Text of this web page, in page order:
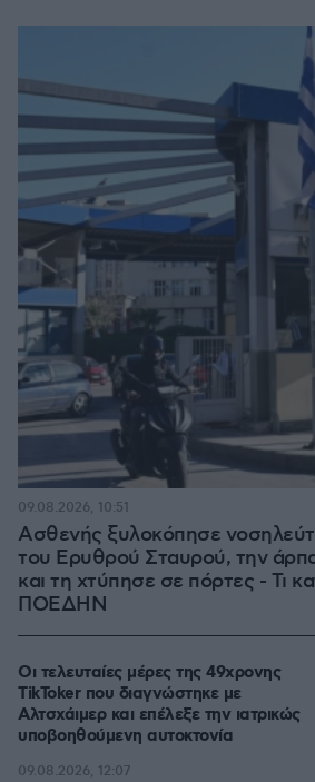
Ασθενής ξυλοκόπησε
του Ερυθρού Σταυρού, την
και τη χτύπησε σε πόρτες - Τι
ΠΟΕΔΗΝ
09.08.2026, 10:51
Οι τελευταίες μέρες της 49χρονης
TikToker που διαγνώστηκε με
Αλτσχάιμερ και επέλεξε την ιατρικώς
υποβοηθούμενη αυτοκτονία
09.08.2026, 12:07